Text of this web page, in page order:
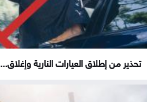
تحذير من إطلاق العيارات النارية وإغلاق...